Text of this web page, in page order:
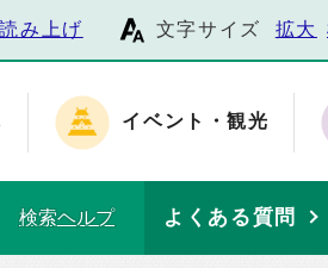
読み上げ 文字サイズ 拡大
イベント・観光
検索ヘルプ よくある質問